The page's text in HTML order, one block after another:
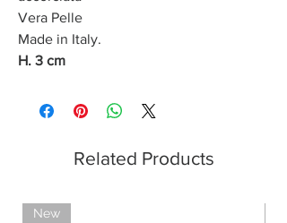
Vera Pelle
Made in Italy.
H. 3 cm
Related Products
New